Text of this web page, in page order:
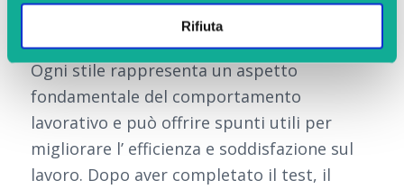
Rifiuta
Ogni stile rappresenta un aspetto
fondamentale del comportamento
lavorativo e può offrire spunti utili per
migliorare l’ efficienza e soddisfazione sul
lavoro. Dopo aver completato il test, il